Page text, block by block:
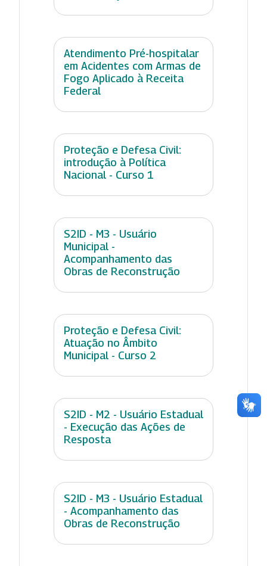
Atendimento Pré-hospitalar
em Acidentes com Armas de
Fogo Aplicado à Receita
Federal
Proteção e Defesa Civil:
introdução à Política
Nacional - Curso 1
S2ID - M3 - Usuário
Municipal -
Acompanhamento das
Obras de Reconstrução
Proteção e Defesa Civil:
Atuação no Âmbito
Municipal - Curso 2
S2ID - M2 - Usuário Estadual
- Execução das Ações de
Resposta
S2ID - M3 - Usuário Estadual
- Acompanhamento das
Obras de Reconstrução